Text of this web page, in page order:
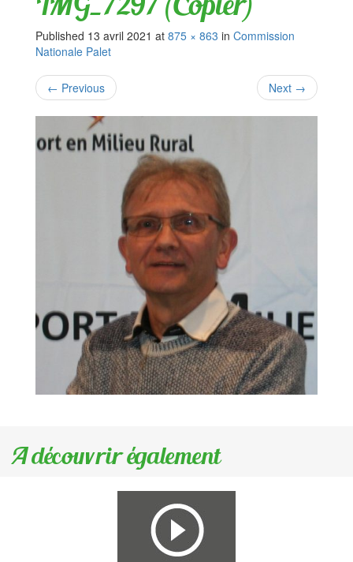
Published 13 avril 2021 at 875 × 863 in Commission
Nationale Palet
← Previous Next →
A découvrir également